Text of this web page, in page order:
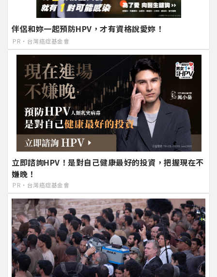
伴侶和妳一起預防HPV，才有資格說愛妳！
PR・台灣癌症基金會
立即諮詢HPV！是對自己健康最好的投資，把握現在不
嫌晚！
PR・台灣癌症基金會